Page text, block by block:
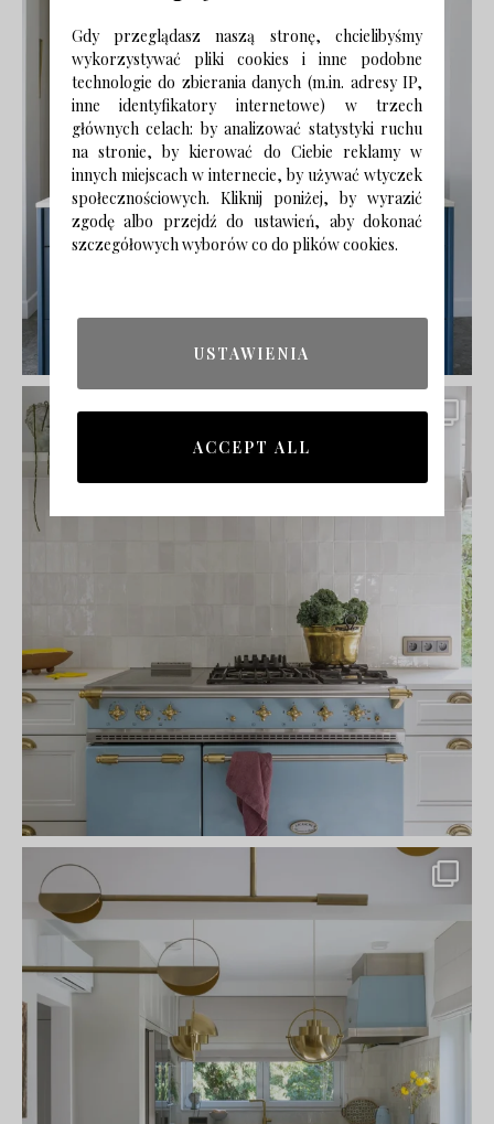
Gdy przeglądasz naszą stronę, chcielibyśmy
wykorzystywać pliki cookies i inne podobne
technologie do zbierania danych (m.in. adresy IP,
inne identyfikatory internetowe) w trzech
głównych celach: by analizować statystyki ruchu
na stronie, by kierować do Ciebie reklamy w
innych miejscach w internecie, by używać wtyczek
społecznościowych. Kliknij poniżej, by wyrazić
zgodę albo przejdź do ustawień, aby dokonać
szczegółowych wyborów co do plików cookies.
USTAWIENIA
ACCEPT ALL